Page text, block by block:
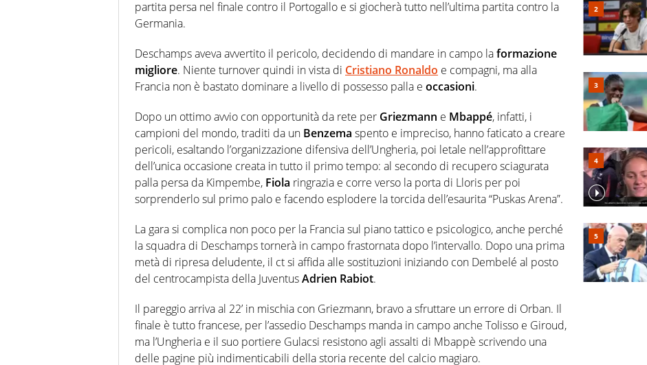
partita persa nel finale contro il Portogallo e si giocherà tutto nell’ultima partita contro la
Germania.
Deschamps aveva avvertito il pericolo, decidendo di mandare in campo laformazione
migliore. Niente turnover quindi in vista di Cristiano Ronaldo e compagni, ma alla
Francia non è bastato dominare a livello di possesso palla e occasioni.
Dopo un ottimo avvio con opportunità da rete per Griezmann e Mbappé, infatti, i
campioni del mondo, traditi da un Benzema spento e impreciso, hanno faticato a creare
pericoli, esaltando l’organizzazione difensiva dell’Ungheria, poi letale nell’approfittare
dell’unica occasione creata in tutto il primo tempo: al secondo di recupero sciagurata
palla persa da Kimpembe, Fiola ringrazia e corre verso la porta di Lloris per poi
sorprenderlo sul primo palo e facendo esplodere la torcida dell’esaurita “Puskas Arena”.
La gara si complica non poco per la Francia sul piano tattico e psicologico, anche perché
la squadra di Deschamps tornerà in campo frastornata dopo l’intervallo. Dopo una prima
metà di ripresa deludente, il ct si affida alle sostituzioni iniziando con Dembelé al posto
del centrocampista della JuventusAdrien Rabiot.
Il pareggio arriva al 22’ in mischia con Griezmann, bravo a sfruttare un errore di Orban. Il
finale è tutto francese, per l’assedio Deschamps manda in campo anche Tolisso e Giroud,
ma l’Ungheria e il suo portiere Gulacsi resistono agli assalti di Mbappè scrivendo una
delle pagine più indimenticabili della storia recente del calcio magiaro.